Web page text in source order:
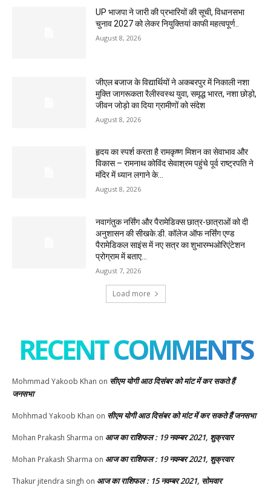
UP भाजपा ने जारी की प्रभारियों की सूची, विधानसभा
चुनाव 2027 को लेकर नियुक्तियां काफी महत्वपूर्ण..
August 8, 2026
जीएल बजाज के विद्यार्थियों ने अकबरपुर में निकाली नशा
मुक्ति जागरूकता रैलीस्वस्थ युवा, समृद्ध भारत, नशा छोड़ो,
जीवन जोड़ो का दिया ग्रामीणों को संदेश
August 8, 2026
हृदय का स्पर्श करता है रामकृष्ण मिशन का सेवाभाव और
विकास – रामनाथ कोविंद सेवाश्रम पहुंचे पूर्व राष्ट्रपति ने
मंदिर में ध्यान लगाने के...
August 8, 2026
नवागंतुक नर्सिंग और पैरामेडिक्स छात्र-छात्राओं को दी
अनुशासन की सीखके.डी. कॉलेज ऑफ नर्सिंग एण्ड
पैरामेडिकल साइंस में नए सत्र का शुभारम्भओरिएंटेशन
प्रोग्राम में बताए...
August 7, 2026
Load more
RECENT COMMENTS
Mohmmad Yakoob Khan on सीएम योगी आठ दिसंबर को मांट में कर सकते हैं
जनसभा
Mohhmad Yakoob Khan on सीएम योगी आठ दिसंबर को मांट में कर सकते हैं जनसभा
Mohan Prakash Sharma on आज का राशिफल : 19 नवम्बर 2021, शुक्रवार
Mohan Prakash Sharma on आज का राशिफल : 19 नवम्बर 2021, शुक्रवार
Thakur jitendra singh on आज का राशिफल : 15 नवम्बर 2021, सोमवार